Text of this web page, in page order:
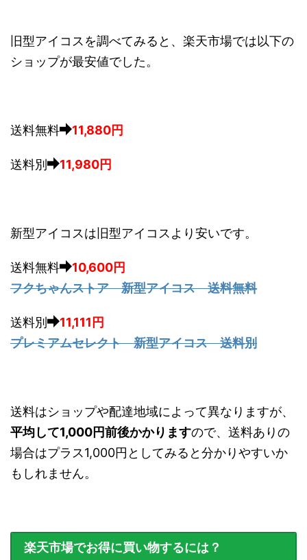
旧型アイコスを調べてみると、楽天市場では以下の
ショップが最安値でした。
送料無料 11,880円
送料別 11,980円
新型アイコスは旧型アイコスより安いです。
送料無料
10,600円
フクちゃんストア 新型アイコス 送料無料
送料別
11,111円
プレミアムセレクト 新型アイコス 送料別
送料はショップや配達地域によって異なりますが、
平均して1,000円前後かかりますので、送料ありの
場合はプラス1,000円としてみると分かりやすいか
もしれません。
楽天市場でお得に買い物するには？